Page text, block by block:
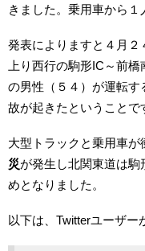
きました。乗用車から１
発表によりますと４月
上り西行の駒形IC～前
の男性（５４）が運転
故が起きたということで
大型トラックと乗用車
災が発生し北関東道は
めとなりました。
以下は、Twitterユーザー